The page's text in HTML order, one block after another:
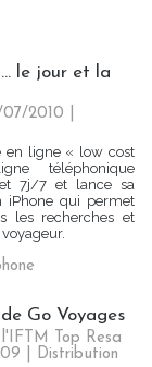
le jour et la
2010
en ligne « low cost
téléphonique
7j/7 et lance sa
iPhone qui permet
les recherches et
Go Voyages
Top Resa
Distribution